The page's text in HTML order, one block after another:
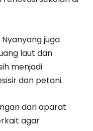
juga
laut dan
menjadi
dan petani.
dari aparat
agar